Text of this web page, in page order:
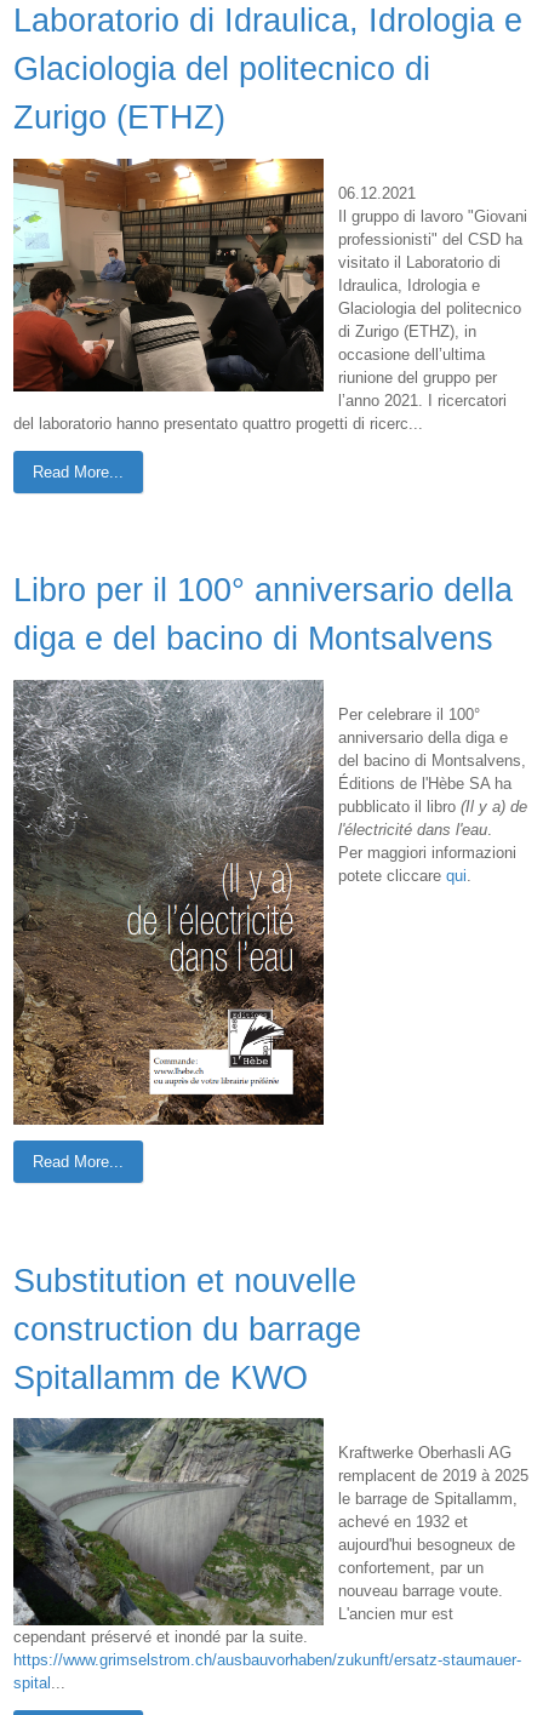
Laboratorio di Idraulica, Idrologia e
Glaciologia del politecnico di
Zurigo (ETHZ)
06.12.2021
Il gruppo di lavoro "Giovani
professionisti" del CSD ha
visitato il Laboratorio di
Idraulica, Idrologia e
Glaciologia del politecnico
di Zurigo (ETHZ), in
occasione dell’ultima
riunione del gruppo per
l’anno 2021. I ricercatori
del laboratorio hanno presentato quattro progetti di ricerc...
Read More...
Libro per il 100° anniversario della
diga e del bacino di Montsalvens
Per celebrare il 100°
anniversario della diga e
del bacino di Montsalvens,
Éditions de l'Hèbe SA ha
pubblicato il libro(Il y a) de
l'électricité dans l'eau.
Per maggiori informazioni
potete cliccarequi.
Read More...
Substitution et nouvelle
construction du barrage
Spitallamm de KWO
Kraftwerke Oberhasli AG
remplacent de 2019 à 2025
le barrage de Spitallamm,
achevé en 1932 et
aujourd'hui besogneux de
confortement, par un
nouveau barrage voute.
L'ancien mur est
cependant préservé et inondé par la suite.
https://www.grimselstrom.ch/ausbauvorhaben/zukunft/ersatz-staumauer-
spital ...